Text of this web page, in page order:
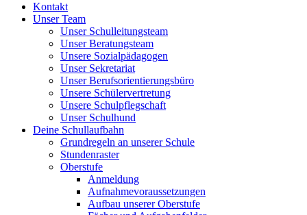
Kontakt
Unser Team
Unser Schulleitungsteam
Unser Beratungsteam
Unsere Sozialpädagogen
Unser Sekretariat
Unser Berufsorientierungsbüro
Unsere Schülervertretung
Unsere Schulpflegschaft
Unser Schulhund
Deine Schullaufbahn
Grundregeln an unserer Schule
Stundenraster
Oberstufe
Anmeldung
Aufnahmevoraussetzungen
Aufbau unserer Oberstufe